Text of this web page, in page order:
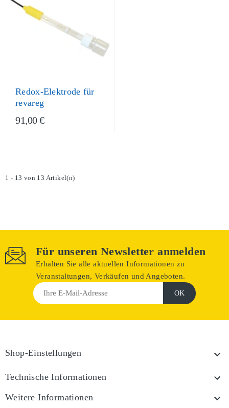
Redox-Elektrode für
revareg
91,00 €
1 - 13 von 13 Artikel(n)
Für unseren Newsletter anmelden
Erhalten Sie alle aktuellen Informationen zu
Veranstaltungen, Verkäufen und Angeboten.
Shop-Einstellungen 
Technische Informationen 
Weitere Informationen 